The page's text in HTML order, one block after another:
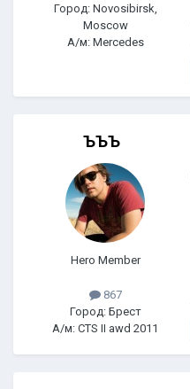
Город: Novosibirsk,
Moscow
А/м: Mercedes
ЪЪЪ
Hero Member
867
Город: Брест
А/м: CTS II awd 2011